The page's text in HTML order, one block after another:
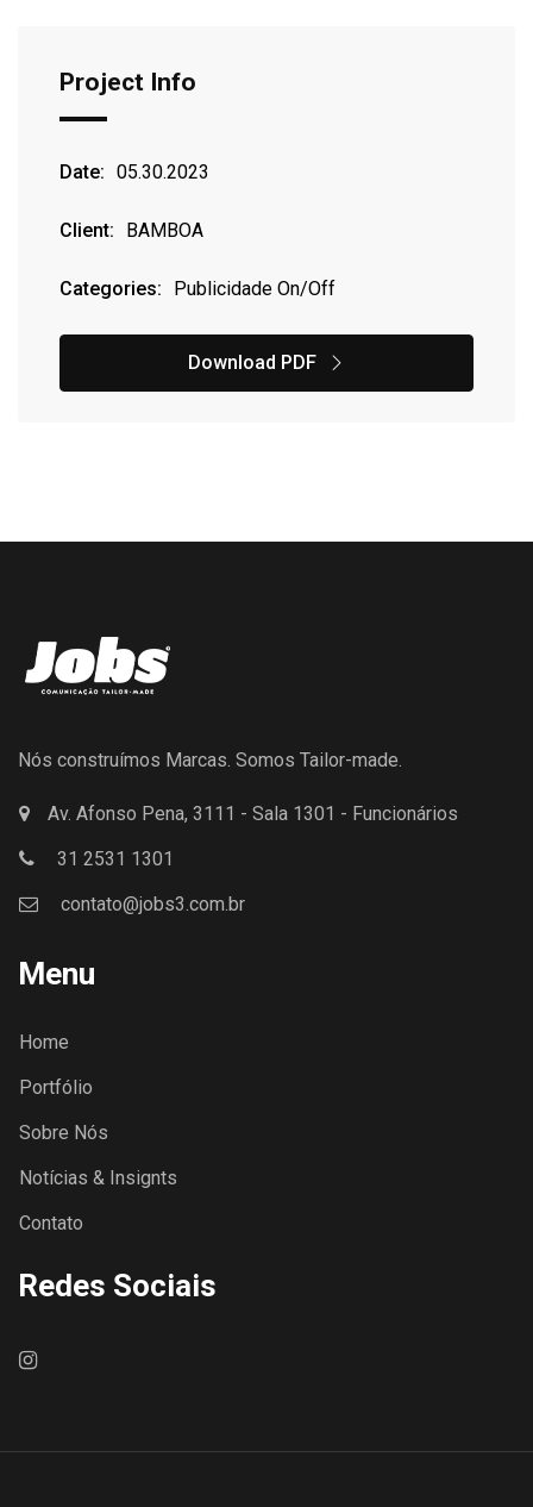
Project Info
Date: 05.30.2023
Client: BAMBOA
Categories: Publicidade On/Off
Download PDF
Nós construímos Marcas. Somos Tailor-made.
Av. Afonso Pena, 3111 - Sala 1301 - Funcionários
31 2531 1301
contato@jobs3.com.br
Menu
Home
Portfólio
Sobre Nós
Notícias & Insignts
Contato
Redes Sociais